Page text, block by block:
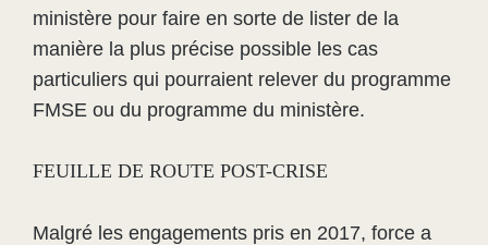
ministère pour faire en sorte de lister de la
manière la plus précise possible les cas
particuliers qui pourraient relever du programme
FMSE ou du programme du ministère.
FEUILLE DE ROUTE POST-CRISE
Malgré les engagements pris en 2017, force a